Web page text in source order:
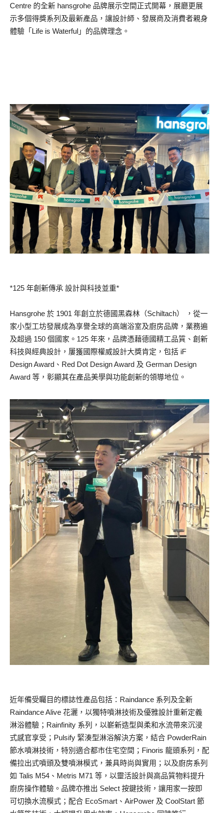
Centre 的全新 hansgrohe 品牌展示空間正式開幕，展廳更展
示多個得獎系列及最新產品，讓設計師、發展商及消費者親身
體驗「Life is Waterful」的品牌理念。
*125 年創新傳承 設計與科技並重*
Hansgrohe 於 1901 年創立於德國黑森林（Schiltach） ，從一
家小型工坊發展成為享譽全球的高端浴室及廚房品牌，業務遍
及超過 150 個國家。125 年來，品牌憑藉德國精工品質、創新
科技與經典設計，屢獲國際權威設計大獎肯定，包括 iF
Design Award、Red Dot Design Award 及 German Design
Award 等，彰顯其在產品美學與功能創新的領導地位。
近年備受矚目的標誌性產品包括：Raindance 系列及全新
Raindance Alive 花灑，以獨特噴淋技術及優雅設計重新定義
淋浴體驗；Rainfinity 系列，以嶄新造型與柔和水流帶來沉浸
式感官享受；Pulsify 緊湊型淋浴解決方案，結合 PowderRain
節水噴淋技術，特別適合都市住宅空間；Finoris 龍頭系列，配
備拉出式噴頭及雙噴淋模式，兼具時尚與實用；以及廚房系列
如 Talis M54、Metris M71 等，以靈活設計與高品質物料提升
廚房操作體驗。品牌亦推出 Select 按鍵技術，讓用家一按即
可切換水流模式；配合 EcoSmart、AirPower 及 CoolStart 節